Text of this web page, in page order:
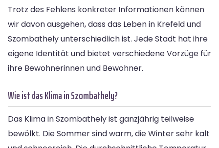
Trotz des Fehlens konkreter Informationen können
wir davon ausgehen, dass das Leben in Krefeld und
Szombathely unterschiedlich ist. Jede Stadt hat ihre
eigene Identität und bietet verschiedene Vorzüge für
ihre Bewohnerinnen und Bewohner.
Wie ist das Klima in Szombathely?
Das Klima in Szombathely ist ganzjährig teilweise
bewölkt. Die Sommer sind warm, die Winter sehr kalt